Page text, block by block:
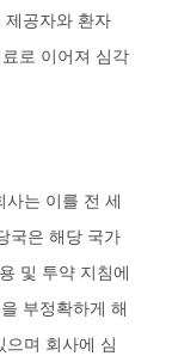
제공자와 환자
로 이어져 심각
는 이를 전 세
국은 해당 국가
및 투약 지침에
부정확하게 해
며 회사에 심